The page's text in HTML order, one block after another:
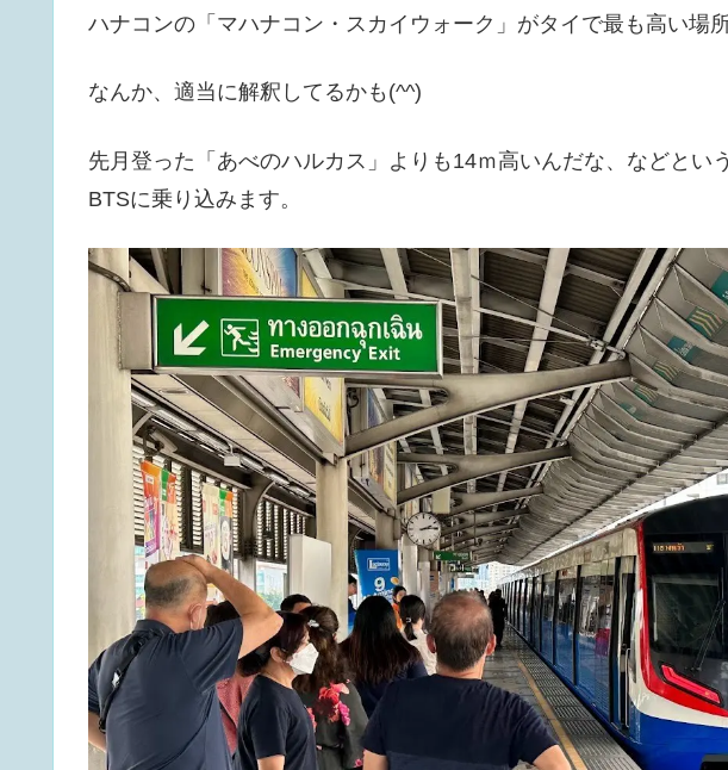
ハナコンの「マハナコン・スカイウォーク」がタイで最も高い場
なんか、適当に解釈してるかも(^^)
先月登った「あべのハルカス」よりも14ｍ高いんだな、などとい
BTSに乗り込みます。